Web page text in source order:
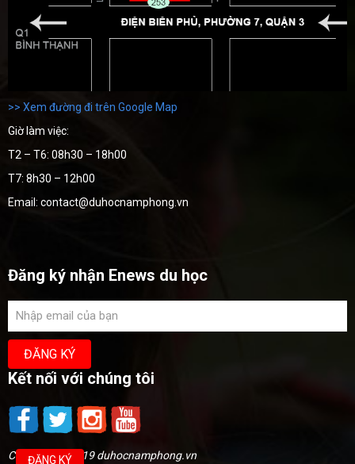
>> Xem đường đi trên Google Map
Giờ làm việc:
T2 – T6: 08h30 – 18h00
T7: 8h30 – 12h00
Email: contact@duhocnamphong.vn
Đăng ký nhận Enews du học
Kết nối với chúng tôi
Copyright @2019 duhocnamphong.vn
ĐĂNG KÝ